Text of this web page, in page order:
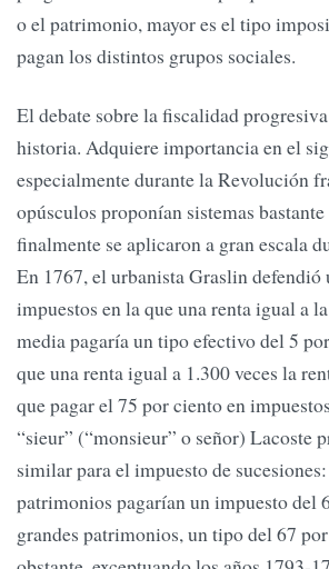
o el patrimonio, mayor es el tipo
pagan los distintos grupos sociales.
El debate sobre la fiscalidad
historia. Adquiere importancia en el
especialmente durante la Revolución
opúsculos proponían sistemas
finalmente se aplicaron a gran escala
En 1767, el urbanista Graslin defendió
impuestos en la que una renta igual a
media pagaría un tipo efectivo del 5
que una renta igual a 1.300 veces la
que pagar el 75 por ciento en
“sieur” (“monsieur” o señor) Lacoste
similar para el impuesto de
patrimonios pagarían un impuesto del
grandes patrimonios, un tipo del 67